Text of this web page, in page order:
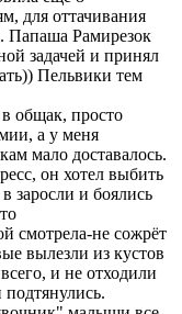
для оттачивания
Папаша Рамирезок
задачей и принял
Пельвики тем
общак, просто
а у меня
мало доставалось.
он хотел выбить
заросли и боялись
смотрела-не сожрёт
вылезли из кустов
и не отходили